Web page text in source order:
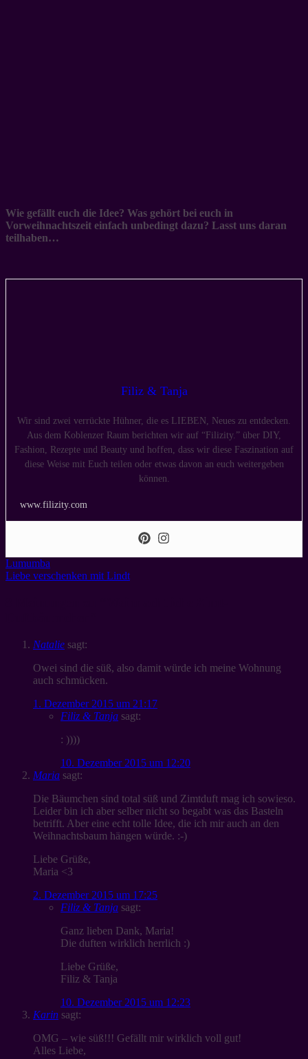
Wie gefällt euch die Idee? Was gehört bei euch in
Vorweihnachtszeit einfach unbedingt dazu? Lasst uns daran
teilhaben…
Filiz & Tanja
Wir sind zwei verrückte Hühner, die es LIEBEN, Neues zu entdecken.
Aus dem Koblenzer Raum berichten wir auf “Filizity.” über DIY,
Fashion, Rezepte und Beauty und hoffen, dass wir diese Faszination auf
diese Weise mit Euch teilen oder etwas davon an euch weitergeben
können.
www.filizity.com
Lumumba
Liebe verschenken mit Lindt
Natalie sagt:
Owei sind die süß, also damit würde ich meine Wohnung
auch schmücken.
1. Dezember 2015 um 21:17
Filiz & Tanja sagt:
: ))))
10. Dezember 2015 um 12:20
Maria sagt:
Die Bäumchen sind total süß und Zimtduft mag ich sowieso.
Leider bin ich aber selber nicht so begabt was das Basteln
betrifft. Aber eine echt tolle Idee, die ich mir auch an den
Weihnachtsbaum hängen würde. :-)
Liebe Grüße,
Maria <3
2. Dezember 2015 um 17:25
Filiz & Tanja sagt:
Ganz lieben Dank, Maria!
Die duften wirklich herrlich :)
Liebe Grüße,
Filiz & Tanja
10. Dezember 2015 um 12:23
Karin sagt:
OMG – wie süß!!! Gefällt mir wirklich voll gut!
Alles Liebe,